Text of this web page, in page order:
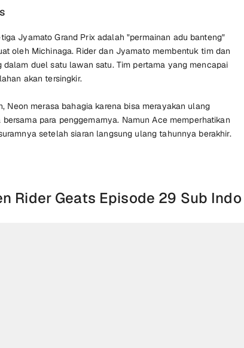
Jyamato Grand Prix adalah "permainan adu banteng"
oleh Michinaga. Rider dan Jyamato membentuk tim dan
dalam duel satu lawan satu. Tim pertama yang mencapai
akan tersingkir.
Neon merasa bahagia karena bisa merayakan ulang
para penggemarnya. Namun Ace memperhatikan
setelah siaran langsung ulang tahunnya berakhir.
Rider Geats Episode 29 Sub Indo